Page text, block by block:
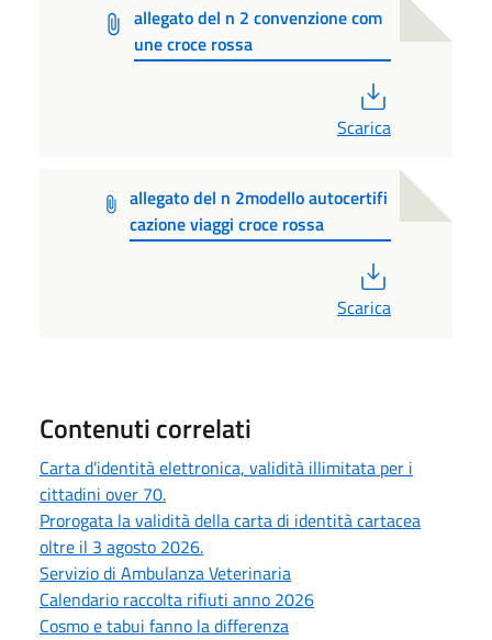
allegato del n 2 convenzione com
une croce rossa
Scarica
allegato del n 2modello autocertifi
cazione viaggi croce rossa
Scarica
Contenuti correlati
Carta d’identità elettronica, validità illimitata per i
cittadini over 70.
Prorogata la validità della carta di identità cartacea
oltre il 3 agosto 2026.
Servizio di Ambulanza Veterinaria
Calendario raccolta rifiuti anno 2026
Cosmo e tabui fanno la differenza